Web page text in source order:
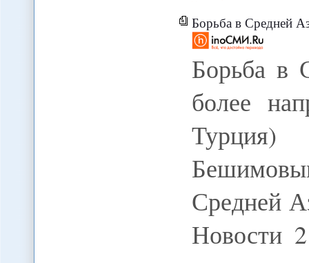
Борьба в Средней
Борьба в
более
Турция)
Средней
Новости